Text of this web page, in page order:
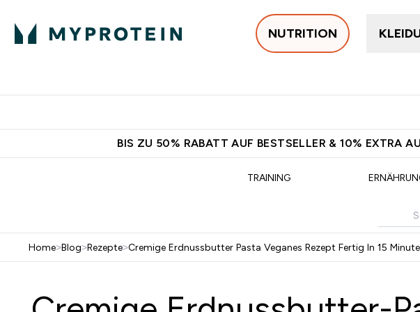
NUTRITION
BIS ZU 50% RABATT AUF BESTSELLER & 10% EXTRA
TRAINING
Home>Blog>Rezepte>Cremige Erdnussbutter Pasta Veganes Rezept Fertig In 15